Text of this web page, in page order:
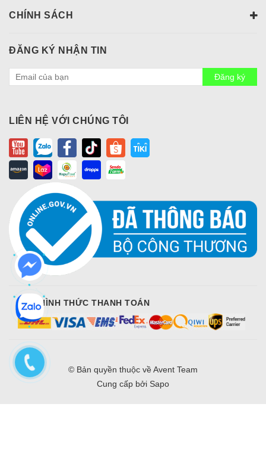
CHÍNH SÁCH
ĐĂNG KÝ NHẬN TIN
Đăng ký
LIÊN HỆ VỚI CHÚNG TÔI
CÁC HÌNH THỨC THANH TOÁN
© Bản quyền thuộc về Avent Team
Cung cấp bởi Sapo